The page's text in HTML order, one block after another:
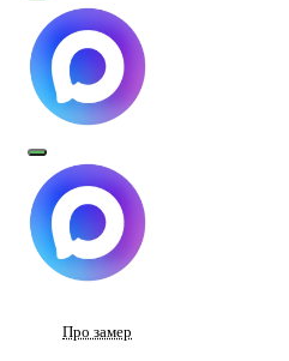
Про замер